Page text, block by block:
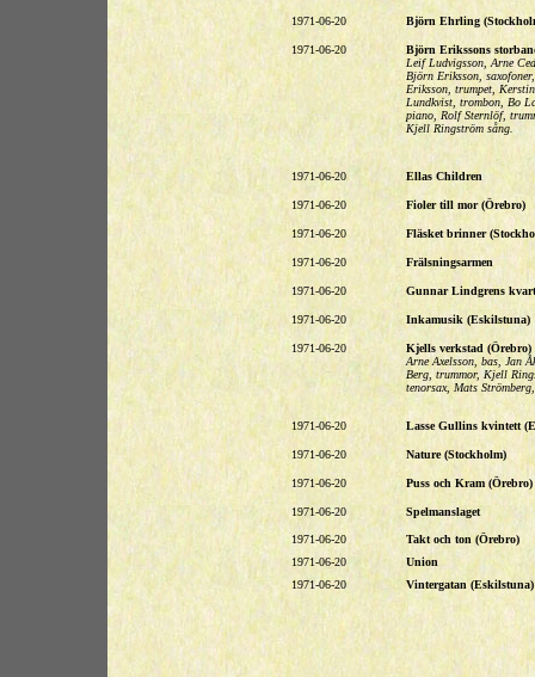
1971-06-20 Björn Ehrling
1971-06-20
Björn Erikssons
Leif Ludvigsson, Arne
Björn Eriksson,
Eriksson, trumpet,
Lundkvist, trombon, Bo
piano, Rolf Sternlöf,
Kjell Ringström sång.
1971-06-20 Ellas Children
1971-06-20 Fioler till mor (Örebro)
1971-06-20 Fläsket brinner
1971-06-20 Frälsningsarmen
1971-06-20 Gunnar Lindgrens
1971-06-20 Inkamusik (Eskilstuna)
1971-06-20
Kjells verkstad (Örebro)
Arne Axelsson, bas, Jan
Berg, trummor, Kjell
tenorsax, Mats
1971-06-20 Lasse Gullins kvintett
1971-06-20 Nature (Stockholm)
1971-06-20 Puss och Kram (Örebro)
1971-06-20 Spelmanslaget
1971-06-20
Takt och ton (Örebro)
1971-06-20
Union
1971-06-20
Vintergatan (Eskilstuna)